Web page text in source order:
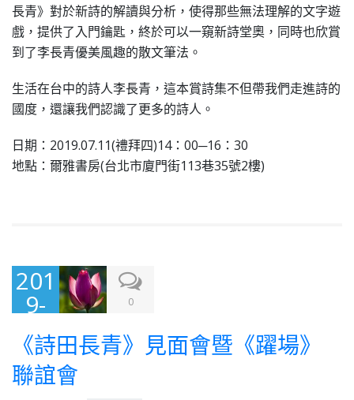
長青》對於新詩的解讀與分析，使得那些無法理解的文字遊
戲，提供了入門鑰匙，終於可以一窺新詩堂奧，同時也欣賞
到了李長青優美風趣的散文筆法。
生活在台中的詩人李長青，這本賞詩集不但帶我們走進詩的
國度，還讓我們認識了更多的詩人。
日期：2019.07.11(禮拜四)14：00─16：30
地點：爾雅書房(台北市廈門街113巷35號2樓)
201
9-
06-
17
0
《詩田長青》見面會暨《躍場》
聯誼會